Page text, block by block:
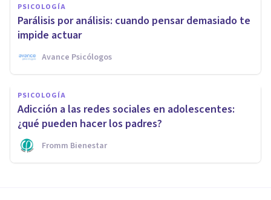
PSICOLOGÍA
Parálisis por análisis: cuando pensar demasiado te
impide actuar
Avance Psicólogos
PSICOLOGÍA
Adicción a las redes sociales en adolescentes:
¿qué pueden hacer los padres?
Fromm Bienestar